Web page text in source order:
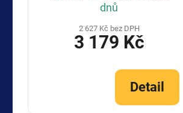
dnů
2 627 Kč bez DPH
3 179 Kč
Detail